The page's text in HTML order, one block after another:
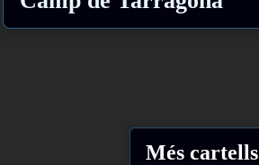
Més cartells